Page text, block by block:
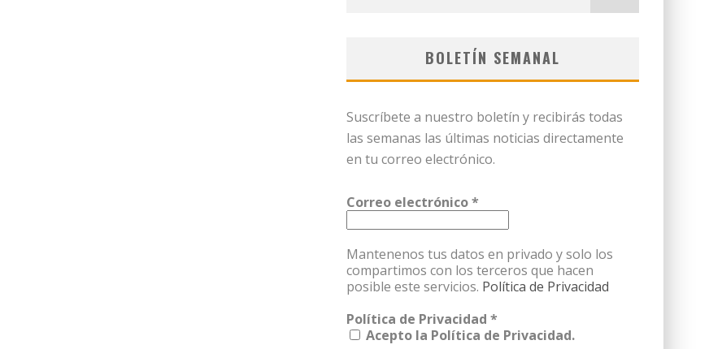
BOLETÍN SEMANAL
Suscríbete a nuestro boletín y recibirás todas
las semanas las últimas noticias directamente
en tu correo electrónico.
Correo electrónico*
Mantenenos tus datos en privado y solo los
compartimos con los terceros que hacen
posible este servicios. Política de Privacidad
Política de Privacidad *
Acepto la Política de Privacidad.